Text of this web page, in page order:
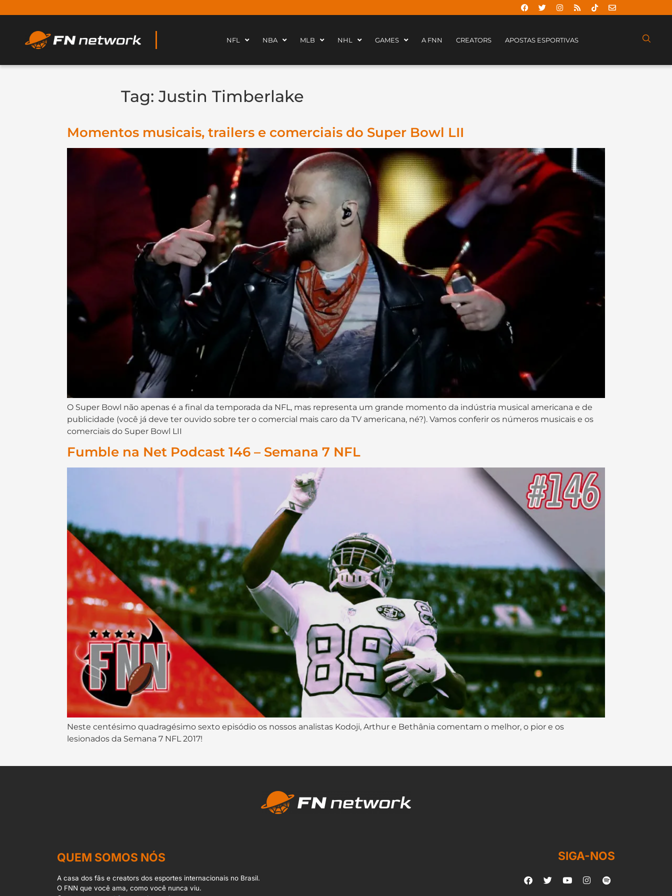
NFL NBA MLB NHL GAMES A FNN CREATORS APOSTAS ESPORTIVAS
Tag: Justin Timberlake
Momentos musicais, trailers e comerciais do Super Bowl LII
O Super Bowl não apenas é a final da temporada da NFL, mas representa um grande momento da indústria musical americana e de
publicidade (você já deve ter ouvido sobre ter o comercial mais caro da TV americana, né?). Vamos conferir os números musicais e os
comerciais do Super Bowl LII
Fumble na Net Podcast 146 – Semana 7 NFL
Neste centésimo quadragésimo sexto episódio os nossos analistas Kodoji, Arthur e Bethânia comentam o melhor, o pior e os
lesionados da Semana 7 NFL 2017!
QUEM SOMOS NÓS
A casa dos fãs e creators dos esportes internacionais no Brasil.
O FNN que você ama, como você nunca viu.
SIGA-NOS